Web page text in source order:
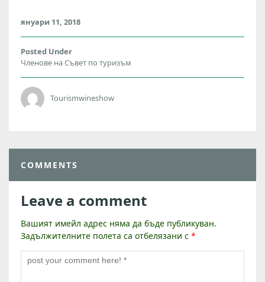
януари 11, 2018
Posted Under
Членове на Съвет по туризъм
Tourismwineshow
COMMENTS
Leave a comment
Вашият имейл адрес няма да бъде публикуван.
Задължителните полета са отбелязани с *